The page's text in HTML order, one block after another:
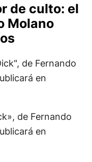
de culto: el
Molano
de Fernando
en